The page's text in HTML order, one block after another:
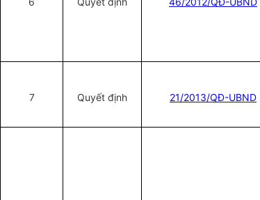
7 Quyết định 21/2013/QĐ-UBND